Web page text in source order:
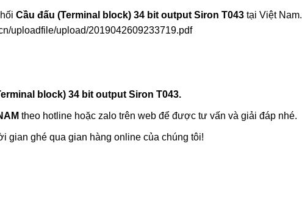
Cầu đấu (Terminal block) 34 bit output Siron T043tại Việt Nam.
uploadfile/upload/2019042609233719.pdf
block) 34 bit output Siron T043.
theo hotline hoặc zalo trên web để được tư vấn và giải đáp nhé.
gian ghé qua gian hàng online của chúng tôi!